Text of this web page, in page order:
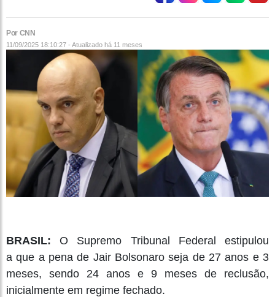
Por CNN
11/09/2025 18:10:27 - Atualizado há 11 meses
BRASIL:O Supremo Tribunal Federal estipulou
a que a pena de Jair Bolsonaro seja de 27 anos e 3
meses, sendo 24 anos e 9 meses de reclusão,
inicialmente em regime fechado.